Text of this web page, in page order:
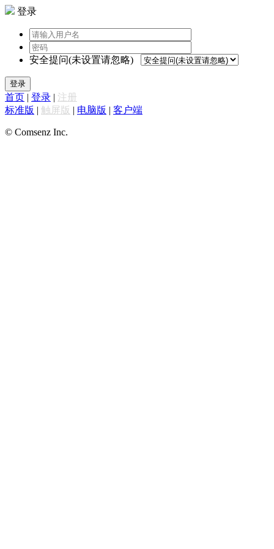
登录
安全提问(未设置请忽略)
登录
首页 | 登录 | 注册
标准版 | 触屏版 | 电脑版 | 客户端
© Comsenz Inc.